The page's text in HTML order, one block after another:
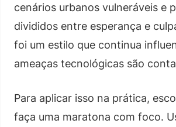
cenários urbanos vulneráveis e
divididos entre esperança e
foi um estilo que continua
ameaças tecnológicas são
Para aplicar isso na prática,
faça uma maratona com foco.